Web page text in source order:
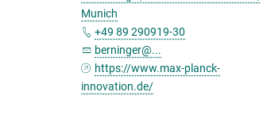
Munich
+49 89 290919-30
berninger@...
https://www.max-planck-
innovation.de/